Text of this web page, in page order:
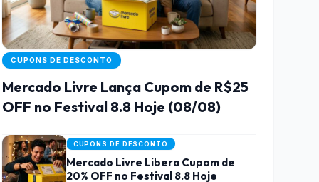
CUPONS DE DESCONTO
Mercado Livre Lança Cupom de R$25
OFF no Festival 8.8 Hoje (08/08)
CUPONS DE DESCONTO
Mercado Livre Libera Cupom de
20% OFF no Festival 8.8 Hoje